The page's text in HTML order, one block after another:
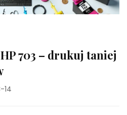
703 – drukuj taniej
14